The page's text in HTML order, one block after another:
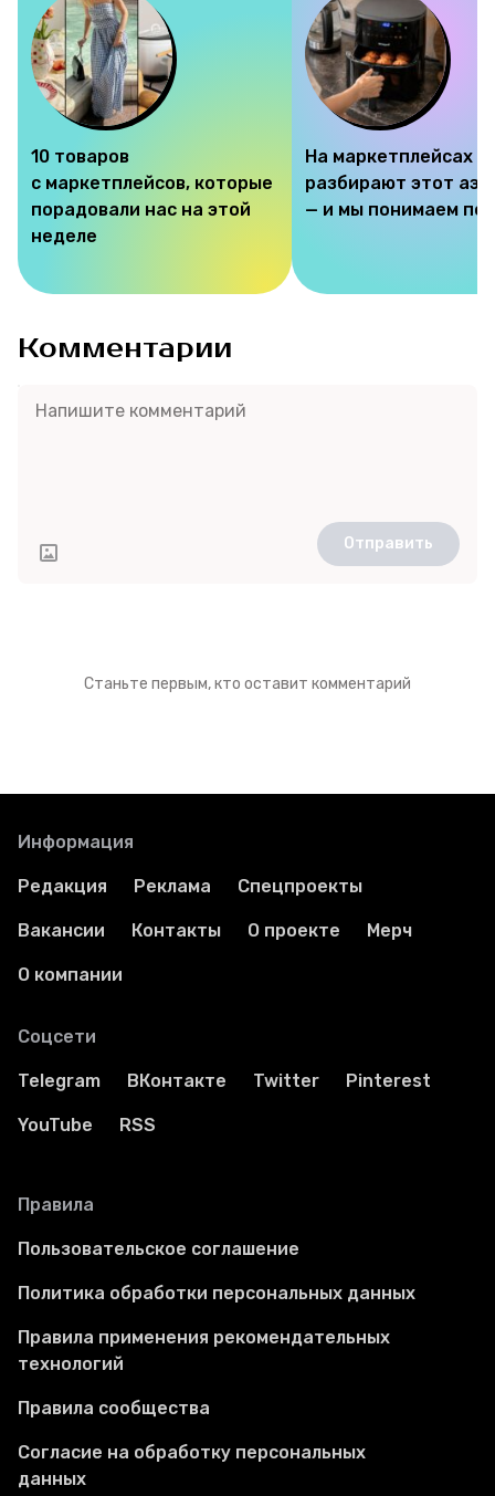
10 товаров
с маркетплейсов, которые
порадовали нас на этой
неделе
На маркетплейсах
разбирают этот
— и мы понимаем
Комментарии
Отправить
Станьте первым, кто оставит комментарий
Информация
Редакция Реклама Спецпроекты
Вакансии Контакты О проекте Мерч
О компании
Соцсети
Telegram ВКонтакте Twitter Pinterest
YouTube RSS
Правила
Пользовательское соглашение
Политика обработки персональных данных
Правила применения рекомендательных
технологий
Правила сообщества
Согласие на обработку персональных
данных